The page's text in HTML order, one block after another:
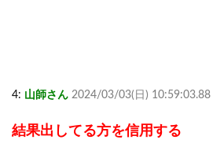
4: 山師さん 2024/03/03(日)
結果出してる方を信用する